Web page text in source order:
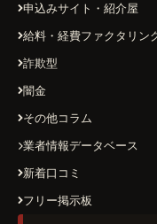
申込みサイト・紹介屋
給料・経費ファクタリン
詐欺型
闇金
その他コラム
業者情報データベース
新着口コミ
フリー掲示板